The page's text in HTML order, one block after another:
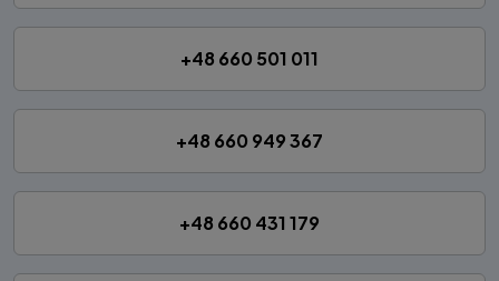
+48 660 501 011
+48 660 949 367
+48 660 431 179